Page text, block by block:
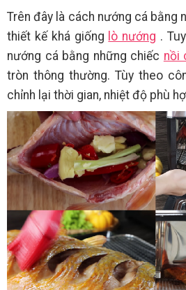
Trên đây là cách nướng cá bằng
thiết kế khá giống lò nướng .
nướng cá bằng những chiếc nồi
tròn thông thường. Tùy theo
chỉnh lại thời gian, nhiệt độ phù